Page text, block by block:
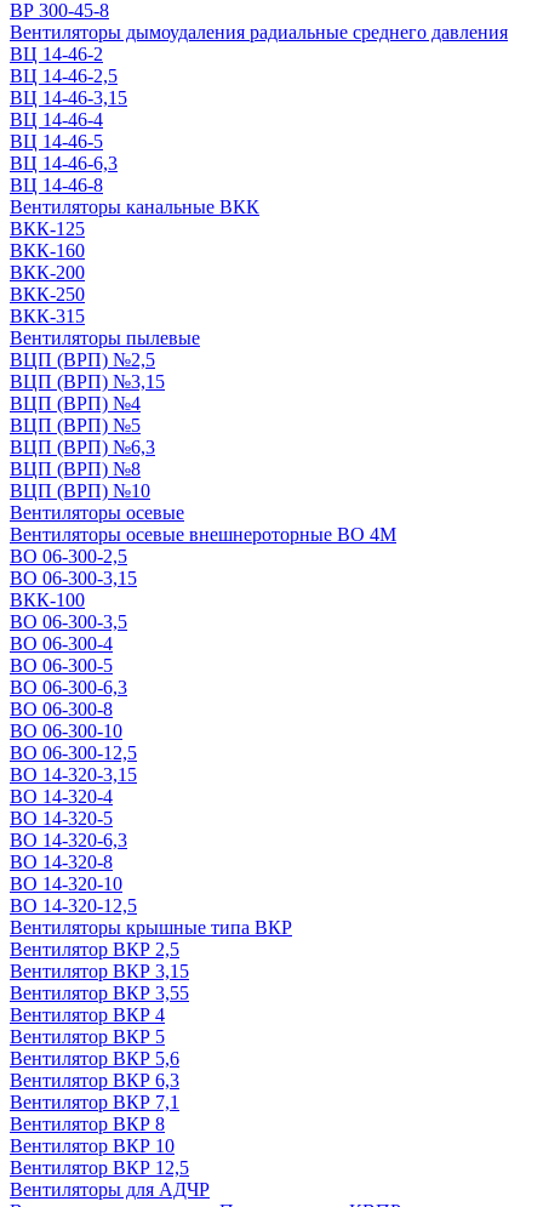
ВР 300-45-8
Вентиляторы дымоудаления радиальные среднего давления
ВЦ 14-46-2
ВЦ 14-46-2,5
ВЦ 14-46-3,15
ВЦ 14-46-4
ВЦ 14-46-5
ВЦ 14-46-6,3
ВЦ 14-46-8
Вентиляторы канальные ВКК
ВКК-125
ВКК-160
ВКК-200
ВКК-250
ВКК-315
Вентиляторы пылевые
ВЦП (ВРП) №2,5
ВЦП (ВРП) №3,15
ВЦП (ВРП) №4
ВЦП (ВРП) №5
ВЦП (ВРП) №6,3
ВЦП (ВРП) №8
ВЦП (ВРП) №10
Вентиляторы осевые
Вентиляторы осевые внешнероторные ВО 4М
ВО 06-300-2,5
ВО 06-300-3,15
ВКК-100
ВО 06-300-3,5
ВО 06-300-4
ВО 06-300-5
ВО 06-300-6,3
ВО 06-300-8
ВО 06-300-10
ВО 06-300-12,5
ВО 14-320-3,15
ВО 14-320-4
ВО 14-320-5
ВО 14-320-6,3
ВО 14-320-8
ВО 14-320-10
ВО 14-320-12,5
Вентиляторы крышные типа ВКР
Вентилятор ВКР 2,5
Вентилятор ВКР 3,15
Вентилятор ВКР 3,55
Вентилятор ВКР 4
Вентилятор ВКР 5
Вентилятор ВКР 5,6
Вентилятор ВКР 6,3
Вентилятор ВКР 7,1
Вентилятор ВКР 8
Вентилятор ВКР 10
Вентилятор ВКР 12,5
Вентиляторы для АДЧР